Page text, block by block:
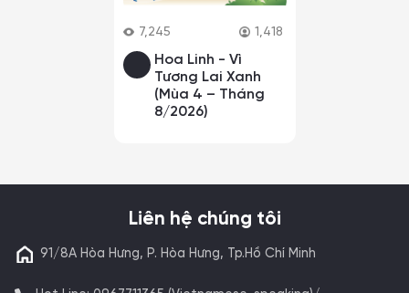
7,245 1,418
Hoa Linh - Vì
Tương Lai Xanh
(Mùa 4 – Tháng
8/2026)
Liên hệ chúng tôi
91/8A Hòa Hưng, P. Hòa Hưng, Tp.Hồ Chí Minh